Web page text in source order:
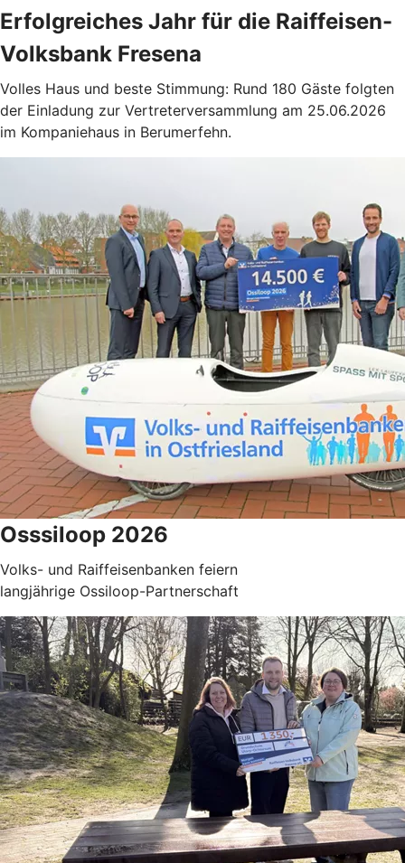
Erfolgreiches Jahr für die Raiffeisen-
Volksbank Fresena
Volles Haus und beste Stimmung: Rund 180 Gäste folgten
der Einladung zur Vertreterversammlung am 25.06.2026
im Kompaniehaus in Berumerfehn.
Osssiloop 2026
Volks- und Raiffeisenbanken feiern
langjährige Ossiloop-Partnerschaft